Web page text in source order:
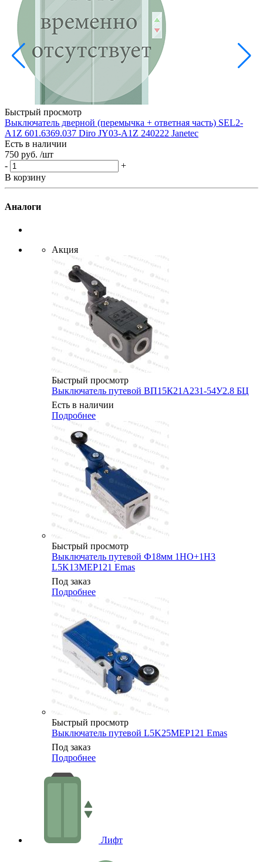
Быстрый просмотр
Выключатель дверной (перемычка + ответная часть) SEL2-
A1Z 601.6369.037 Diro JY03-A1Z 240222 Janetec
Есть в наличии
750 руб. /шт
-
+
В корзину
Аналоги
Акция
Быстрый просмотр
Выключатель путевой ВП15К21А231-54У2.8 БЦ
Есть в наличии
Подробнее
Быстрый просмотр
Выключатель путевой Ф18мм 1НО+1НЗ
L5K13MEP121 Emas
Под заказ
Подробнее
Быстрый просмотр
Выключатель путевой L5K25MEP121 Emas
Под заказ
Подробнее
Лифт